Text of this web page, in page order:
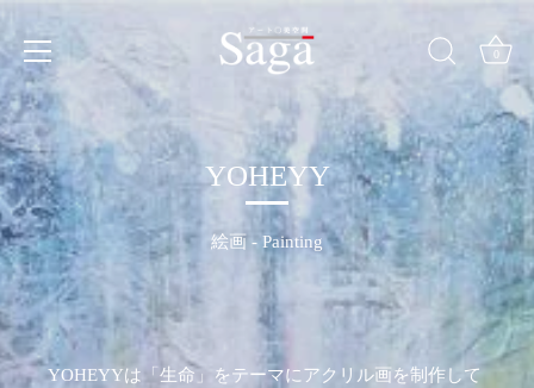
content
0
YOHEYY
絵画 - Painting
YOHEYYは「生命」をテーマにアクリル画を制作して